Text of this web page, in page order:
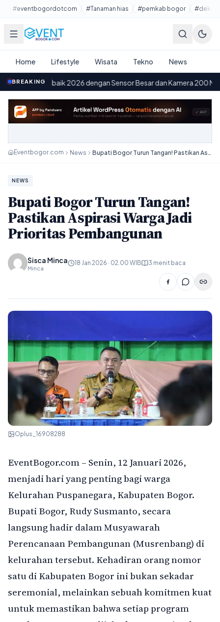
Lewati ke konten utama
#eventbogordotcom #Tanaman hias #pemkab bogor
Home Lifestyle Wisata Tekno News
BREAKING
2026 dengan Sensor Besar dan Kamera 200 MP· 09.03
Eventbogor.com News Bupati Bogor Turun Tangan! Pastikan Aspirasi Warga Jadi Prioritas Pembangunan
NEWS
Bupati Bogor Turun Tangan!
Pastikan Aspirasi Warga Jadi
Prioritas Pembangunan
Sisca Minca
Minca
18 Jan 2026 · 02.00 WIB 3 menit baca
Oplus_16908288
EventBogor.com – Senin, 12 Januari 2026,
menjadi hari yang penting bagi warga
Kelurahan Puspanegara, Kabupaten Bogor.
Bupati Bogor, Rudy Susmanto, secara
langsung hadir dalam Musyawarah
Perencanaan Pembangunan (Musrenbang) di
kelurahan tersebut. Kehadiran orang nomor
satu di Kabupaten Bogor ini bukan sekadar
seremonial, melainkan sebuah komitmen kuat
untuk memastikan bahwa setiap program